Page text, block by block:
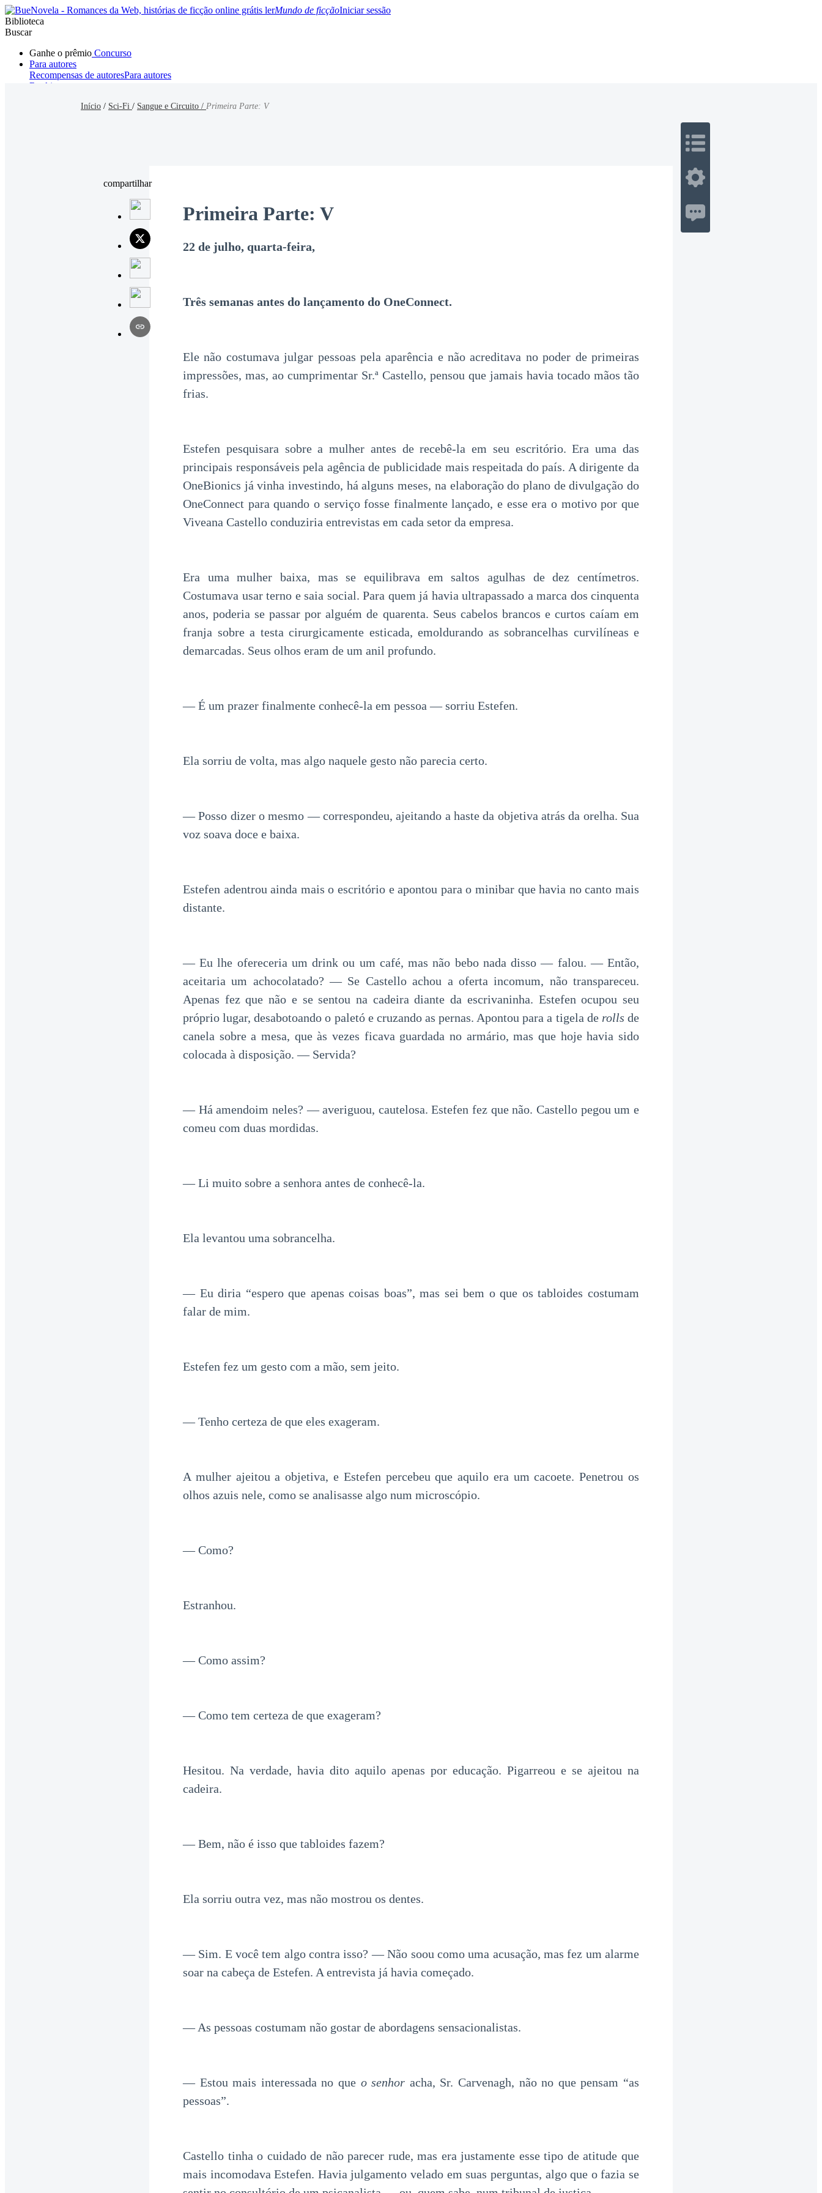
Mundo de ficçãoIniciar sessão
Biblioteca
Buscar
Ganhe o prêmio Concurso
Para autores
Recompensas de autoresPara autores
Ranking
Início / Sci-Fi / Sangue e Circuito / Primeira Parte: V
compartilhar
Primeira Parte: V
22 de julho, quarta-feira,
Três semanas antes do lançamento do OneConnect.
Ele não costumava julgar pessoas pela aparência e não acreditava no poder de primeiras
impressões, mas, ao cumprimentar Sr.ª Castello, pensou que jamais havia tocado mãos tão
frias.
Estefen pesquisara sobre a mulher antes de recebê-la em seu escritório. Era uma das
principais responsáveis pela agência de publicidade mais respeitada do país. A dirigente da
OneBionics já vinha investindo, há alguns meses, na elaboração do plano de divulgação do
OneConnect para quando o serviço fosse finalmente lançado, e esse era o motivo por que
Viveana Castello conduziria entrevistas em cada setor da empresa.
Era uma mulher baixa, mas se equilibrava em saltos agulhas de dez centímetros.
Costumava usar terno e saia social. Para quem já havia ultrapassado a marca dos cinquenta
anos, poderia se passar por alguém de quarenta. Seus cabelos brancos e curtos caíam em
franja sobre a testa cirurgicamente esticada, emoldurando as sobrancelhas curvilíneas e
demarcadas. Seus olhos eram de um anil profundo.
— É um prazer finalmente conhecê-la em pessoa — sorriu Estefen.
Ela sorriu de volta, mas algo naquele gesto não parecia certo.
— Posso dizer o mesmo — correspondeu, ajeitando a haste da objetiva atrás da orelha. Sua
voz soava doce e baixa.
Estefen adentrou ainda mais o escritório e apontou para o minibar que havia no canto mais
distante.
— Eu lhe ofereceria um drink ou um café, mas não bebo nada disso — falou. — Então,
aceitaria um achocolatado? — Se Castello achou a oferta incomum, não transpareceu.
Apenas fez que não e se sentou na cadeira diante da escrivaninha. Estefen ocupou seu
próprio lugar, desabotoando o paletó e cruzando as pernas. Apontou para a tigela de rolls de
canela sobre a mesa, que às vezes ficava guardada no armário, mas que hoje havia sido
colocada à disposição. — Servida?
— Há amendoim neles? — averiguou, cautelosa. Estefen fez que não. Castello pegou um e
comeu com duas mordidas.
— Li muito sobre a senhora antes de conhecê-la.
Ela levantou uma sobrancelha.
— Eu diria “espero que apenas coisas boas”, mas sei bem o que os tabloides costumam
falar de mim.
Estefen fez um gesto com a mão, sem jeito.
— Tenho certeza de que eles exageram.
A mulher ajeitou a objetiva, e Estefen percebeu que aquilo era um cacoete. Penetrou os
olhos azuis nele, como se analisasse algo num microscópio.
— Como?
Estranhou.
— Como assim?
— Como tem certeza de que exageram?
Hesitou. Na verdade, havia dito aquilo apenas por educação. Pigarreou e se ajeitou na
cadeira.
— Bem, não é isso que tabloides fazem?
Ela sorriu outra vez, mas não mostrou os dentes.
— Sim. E você tem algo contra isso? — Não soou como uma acusação, mas fez um alarme
soar na cabeça de Estefen. A entrevista já havia começado.
— As pessoas costumam não gostar de abordagens sensacionalistas.
— Estou mais interessada no que o senhor acha, Sr. Carvenagh, não no que pensam “as
pessoas”.
Castello tinha o cuidado de não parecer rude, mas era justamente esse tipo de atitude que
mais incomodava Estefen. Havia julgamento velado em suas perguntas, algo que o fazia se